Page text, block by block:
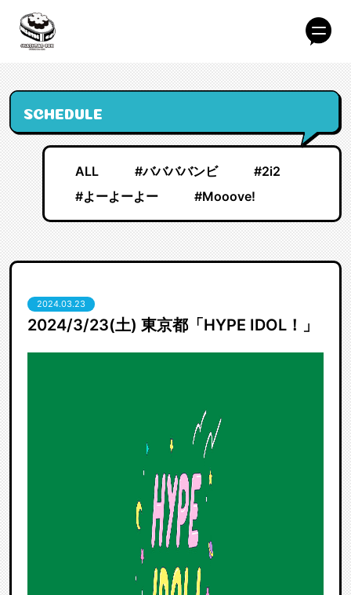
SCHEDULE
ALL #ババババンビ
#2i2
#よーよーよー
#Mooove!
2024.03.23
2024/3/23(土) 東京都「HYPE IDOL！」